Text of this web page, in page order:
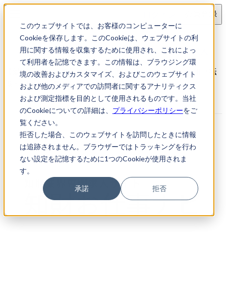
このウェブサイトでは、お客様のコンピューターに
Cookieを保存します。このCookieは、ウェブサイトの利
用に関する情報を収集するために使用され、これによっ
て利用者を記憶できます。この情報は、ブラウジング環
境の改善およびカスタマイズ、およびこのウェブサイト
および他のメディアでの訪問者に関するアナリティクス
および測定指標を目的として使用されるものです。当社
のCookieについての詳細は、 プライバシーポリシーをご
覧ください。
拒否した場合、このウェブサイトを訪問したときに情報
は追跡されません。ブラウザーではトラッキングを行わ
ない設定を記憶するために1つのCookieが使用されま
す。
承諾 拒否
会員登録
求人検索
【愛知県長久手市】企業/知的財産スタッフの求人
【愛知県長久手市】企業/知的財産スタッフの求人｜知財転
職・知財お仕事ナビ